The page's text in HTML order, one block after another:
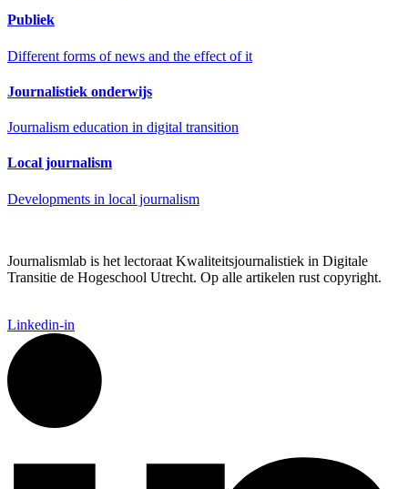
Publiek
Different forms of news and the effect of it
Journalistiek onderwijs
Journalism education in digital transition
Local journalism
Developments in local journalism
Journalismlab is het lectoraat Kwaliteitsjournalistiek in Digitale
Transitie de Hogeschool Utrecht. Op alle artikelen rust copyright.
Linkedin-in